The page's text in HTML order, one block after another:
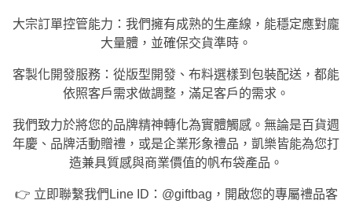
大宗訂單控管能力：我們擁有成熟的生產線，能穩定應對龐
大量體，並確保交貨準時。
客製化開發服務：從版型開發、布料選樣到包裝配送，都能
依照客戶需求做調整，滿足客戶的需求。
我們致力於將您的品牌精神轉化為實體觸感。無論是百貨週
年慶、品牌活動贈禮，或是企業形象禮品，凱樂皆能為您打
造兼具質感與商業價值的帆布袋產品。
👉 立即聯繫我們Line ID：@giftbag，開啟您的專屬禮品客